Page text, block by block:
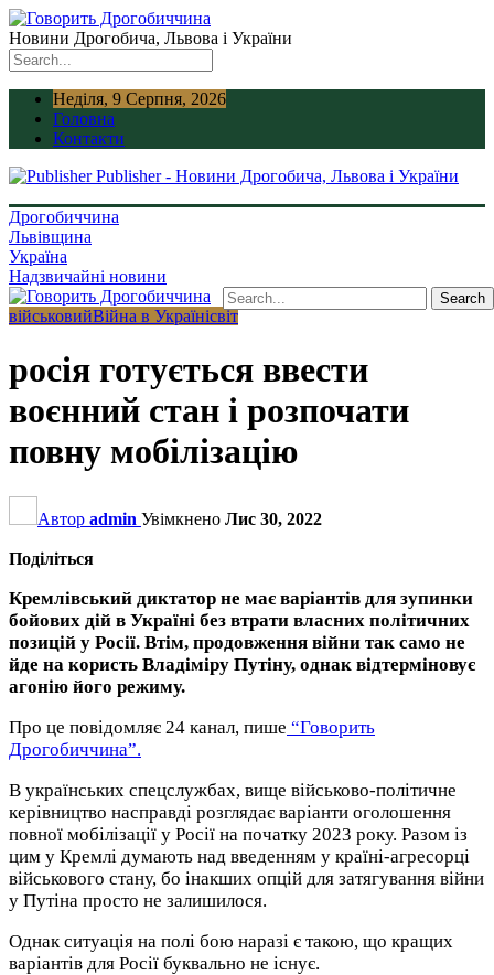
Новини Дрогобича, Львова і України
Неділя, 9 Серпня, 2026
Головна
Контакти
Publisher - Новини Дрогобича, Львова і України
Дрогобиччина
Львівщина
Україна
Надзвичайні новини
військовийВійна в Українісвіт
росія готується ввести
воєнний стан і розпочати
повну мобілізацію
Автор admin Увімкнено Лис 30, 2022
Поділіться
Кремлівський диктатор не має варіантів для зупинки
бойових дій в Україні без втрати власних політичних
позицій у Росії. Втім, продовження війни так само не
йде на користь Владіміру Путіну, однак відтерміновує
агонію його режиму.
Про це повідомляє 24 канал, пише “Говорить
Дрогобиччина”.
В українських спецслужбах, вище військово-політичне
керівництво насправді розглядає варіанти оголошення
повної мобілізації у Росії на початку 2023 року. Разом із
цим у Кремлі думають над введенням у країні-агресорці
військового стану, бо інакших опцій для затягування війни
у Путіна просто не залишилося.
Однак ситуація на полі бою наразі є такою, що кращих
варіантів для Росії буквально не існує.